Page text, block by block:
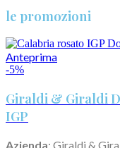
le promozioni
Anteprima
-5%
Giraldi & Giraldi
IGP
Azienda: Giraldi &